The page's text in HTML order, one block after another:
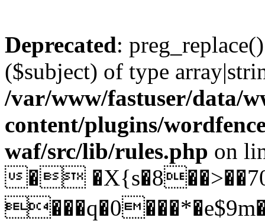
Deprecated:
($subject) of type
/var/www/fastuser/data/
content/plugins/
waf/src/lib/rules.php on
�